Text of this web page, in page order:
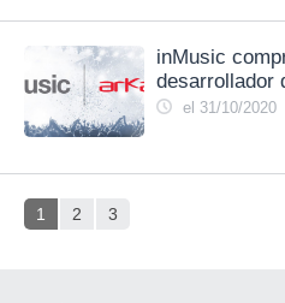
inMusic
desarrollador
el 31/10/2020
1 2 3